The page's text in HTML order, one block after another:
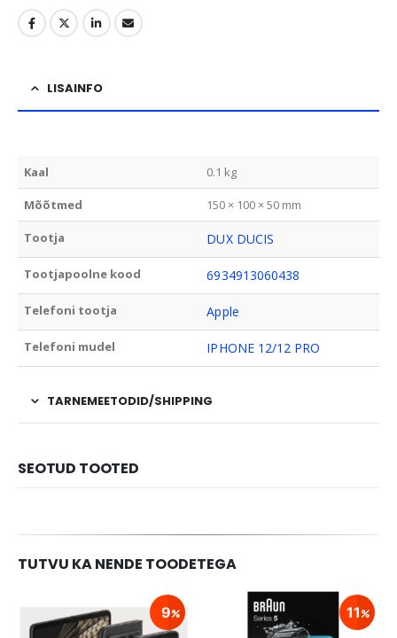
LISAINFO
Kaal 0.1 kg
Mõõtmed 150 × 100 × 50 mm
Tootja DUX DUCIS
Tootjapoolne kood 6934913060438
Telefoni tootja Apple
Telefoni mudel IPHONE 12/12 PRO
TARNEMEETODID/SHIPPING
SEOTUD TOOTED
TUTVU KA NENDE TOODETEGA
9 11